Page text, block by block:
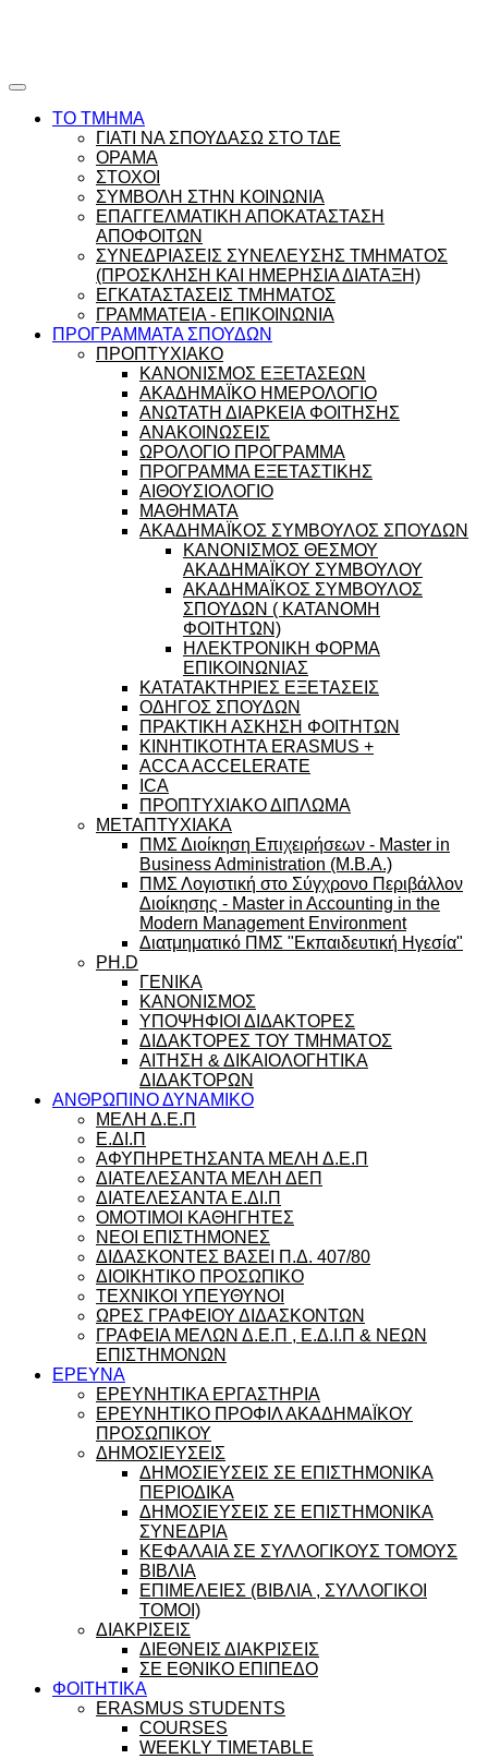
ΤΟ ΤΜΗΜΑ
ΓΙΑΤΙ ΝΑ ΣΠΟΥΔΑΣΩ ΣΤΟ ΤΔΕ
ΟΡΑΜΑ
ΣΤΟΧΟΙ
ΣΥΜΒΟΛΗ ΣΤΗΝ ΚΟΙΝΩΝΙΑ
ΕΠΑΓΓΕΛΜΑΤΙΚΗ ΑΠΟΚΑΤΑΣΤΑΣΗ
ΑΠΟΦΟΙΤΩΝ
ΣΥΝΕΔΡΙΑΣΕΙΣ ΣΥΝΕΛΕΥΣΗΣ ΤΜΗΜΑΤΟΣ
(ΠΡΟΣΚΛΗΣΗ ΚΑΙ ΗΜΕΡΗΣΙΑ ΔΙΑΤΑΞΗ)
ΕΓΚΑΤΑΣΤΑΣΕΙΣ ΤΜΗΜΑΤΟΣ
ΓΡΑΜΜΑΤΕΙΑ - ΕΠΙΚΟΙΝΩΝΙΑ
ΠΡΟΓΡΑΜΜΑΤΑ ΣΠΟΥΔΩΝ
ΠΡΟΠΤΥΧΙΑΚΟ
ΚΑΝΟΝΙΣΜΟΣ ΕΞΕΤΑΣΕΩΝ
ΑΚΑΔΗΜΑΪΚΟ ΗΜΕΡΟΛΟΓΙΟ
ΑΝΩΤΑΤΗ ΔΙΑΡΚΕΙΑ ΦΟΙΤΗΣΗΣ
ΑΝΑΚΟΙΝΩΣΕΙΣ
ΩΡΟΛΟΓΙΟ ΠΡΟΓΡΑΜΜΑ
ΠΡΟΓΡΑΜΜΑ ΕΞΕΤΑΣΤΙΚΗΣ
ΑΙΘΟΥΣΙΟΛΟΓΙΟ
ΜΑΘΗΜΑΤΑ
ΑΚΑΔΗΜΑΪΚΟΣ ΣΥΜΒΟΥΛΟΣ ΣΠΟΥΔΩΝ
ΚΑΝΟΝΙΣΜΟΣ ΘΕΣΜΟΥ
ΑΚΑΔΗΜΑΪΚΟΥ ΣΥΜΒΟΥΛΟΥ
ΑΚΑΔΗΜΑΪΚΟΣ ΣΥΜΒΟΥΛΟΣ
ΣΠΟΥΔΩΝ ( ΚΑΤΑΝΟΜΗ
ΦΟΙΤΗΤΩΝ)
ΗΛΕΚΤΡΟΝΙΚΗ ΦΟΡΜΑ
ΕΠΙΚΟΙΝΩΝΙΑΣ
ΚΑΤΑΤΑΚΤΗΡΙΕΣ ΕΞΕΤΑΣΕΙΣ
ΟΔΗΓΟΣ ΣΠΟΥΔΩΝ
ΠΡΑΚΤΙΚΗ ΑΣΚΗΣΗ ΦΟΙΤΗΤΩΝ
ΚΙΝΗΤΙΚΟΤΗΤΑ ERASMUS +
ACCA ACCELERATE
ICA
ΠΡΟΠΤΥΧΙΑΚΟ ΔΙΠΛΩΜΑ
ΜΕΤΑΠΤΥΧΙΑΚΑ
ΠΜΣ Διοίκηση Επιχειρήσεων - Master in
Business Administration (M.B.A.)
ΠΜΣ Λογιστική στο Σύγχρονο Περιβάλλον
Διοίκησης - Master in Accounting in the
Modern Management Environment
Διατμηματικό ΠΜΣ "Εκπαιδευτική Ηγεσία"
PH.D
ΓΕΝΙΚΑ
ΚΑΝΟΝΙΣΜΟΣ
ΥΠΟΨΗΦΙΟΙ ΔΙΔΑΚΤΟΡΕΣ
ΔΙΔΑΚΤΟΡΕΣ ΤΟΥ ΤΜΗΜΑΤΟΣ
ΑΙΤΗΣΗ & ΔΙΚΑΙΟΛΟΓΗΤΙΚΑ
ΔΙΔΑΚΤΟΡΩΝ
ΑΝΘΡΩΠΙΝΟ ΔΥΝΑΜΙΚΟ
ΜΕΛΗ Δ.Ε.Π
Ε.ΔΙ.Π
ΑΦΥΠΗΡΕΤΗΣΑΝΤΑ ΜΕΛΗ Δ.Ε.Π
ΔΙΑΤΕΛΕΣΑΝΤΑ ΜΕΛΗ ΔΕΠ
ΔΙΑΤΕΛΕΣΑΝΤΑ Ε.ΔΙ.Π
ΟΜΟΤΙΜΟΙ ΚΑΘΗΓΗΤΕΣ
ΝΕΟΙ ΕΠΙΣΤΗΜΟΝΕΣ
ΔΙΔΑΣΚΟΝΤΕΣ ΒΑΣΕΙ Π.Δ. 407/80
ΔΙΟΙΚΗΤΙΚΟ ΠΡΟΣΩΠΙΚΟ
ΤΕΧΝΙΚΟΙ ΥΠΕΥΘΥΝΟΙ
ΩΡΕΣ ΓΡΑΦΕΙΟΥ ΔΙΔΑΣΚΟΝΤΩΝ
ΓΡΑΦΕΙΑ ΜΕΛΩΝ Δ.Ε.Π , Ε.Δ.Ι.Π & ΝΕΩΝ
ΕΠΙΣΤΗΜΟΝΩΝ
ΕΡΕΥΝΑ
ΕΡΕΥΝΗΤΙΚΑ ΕΡΓΑΣΤΗΡΙΑ
ΕΡΕΥΝΗΤΙΚΟ ΠΡΟΦΙΛ ΑΚΑΔΗΜΑΪΚΟΥ
ΠΡΟΣΩΠΙΚΟΥ
ΔΗΜΟΣΙΕΥΣΕΙΣ
ΔΗΜΟΣΙΕΥΣΕΙΣ ΣΕ ΕΠΙΣΤΗΜΟΝΙΚΑ
ΠΕΡΙΟΔΙΚΑ
ΔΗΜΟΣΙΕΥΣΕΙΣ ΣΕ ΕΠΙΣΤΗΜΟΝΙΚΑ
ΣΥΝΕΔΡΙΑ
ΚΕΦΑΛΑΙΑ ΣΕ ΣΥΛΛΟΓΙΚΟΥΣ ΤΟΜΟΥΣ
ΒΙΒΛΙΑ
ΕΠΙΜΕΛΕΙΕΣ (ΒΙΒΛΙΑ , ΣΥΛΛΟΓΙΚΟΙ
ΤΟΜΟΙ)
ΔΙΑΚΡΙΣΕΙΣ
ΔΙΕΘΝΕΙΣ ΔΙΑΚΡΙΣΕΙΣ
ΣΕ ΕΘΝΙΚΟ ΕΠΙΠΕΔΟ
ΦΟΙΤΗΤΙΚΑ
ERASMUS STUDENTS
COURSES
WEEKLY TIMETABLE